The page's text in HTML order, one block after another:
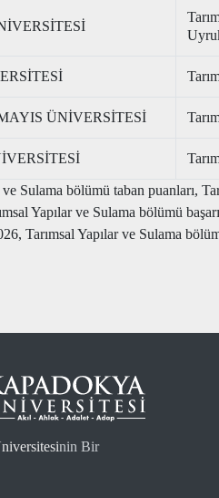
ÜNİVERSİTESİ
ve Sulama bölümü taban puanları,
Yapılar ve Sulama bölümü
Tarımsal Yapılar ve Sulama
nin Bir